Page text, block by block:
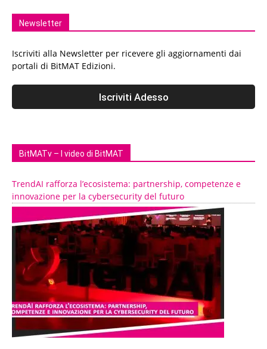
Newsletter
Iscriviti alla Newsletter per ricevere gli aggiornamenti dai
portali di BitMAT Edizioni.
BitMATv – I video di BitMAT
TrendAI rafforza l’ecosistema: partnership, competenze e
innovazione per la cybersecurity del futuro